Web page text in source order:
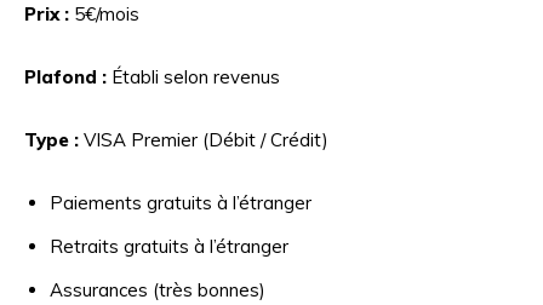
Prix : 5€/mois
Plafond : Établi selon revenus
Type : VISA Premier (Débit / Crédit)
Paiements gratuits à l’étranger
Retraits gratuits à l’étranger
Assurances (très bonnes)